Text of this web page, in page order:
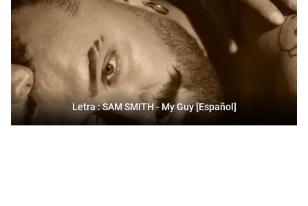
Letra : SAM SMITH - My Guy [Español]